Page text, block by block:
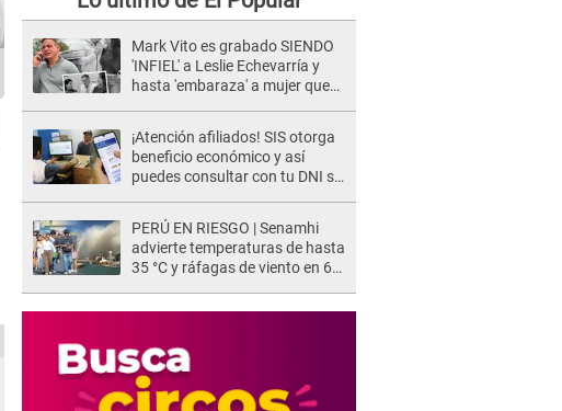
Mark Vito es grabado SIENDO
'INFIEL' a Leslie Echevarría y
hasta 'embaraza' a mujer que
¡Atención afiliados! SIS otorga
beneficio económico y así
puedes consultar con tu DNI si
PERÚ EN RIESGO | Senamhi
advierte temperaturas de hasta
35 °C y ráfagas de viento en 6